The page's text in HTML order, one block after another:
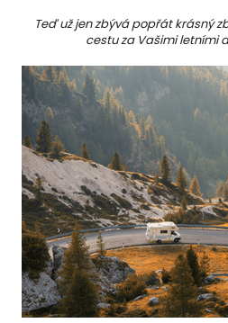
Teď už jen zbývá popřát krásný
cestu za Vašimi letními